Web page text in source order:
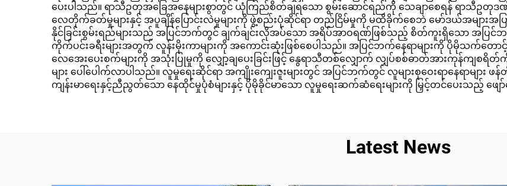
ပေးပါသည်။ ရာသီဥတုအခြေအနေများစွာတွင် ယုံကြည်စိတ်ချရသော စွမ်းဆောင်ရည်ကို သေချာစေရန် ရာသီဥတုဒဏ်ခံ
လေတိုက်ခတ်မှုများနှင့် အပူချိန်ပြောင်းလဲမှုများကို ဖွဲ့စည်းပုံဆိုင်ရာ တည်ငြိမ်မှုကို မထိခိုက်စေဘဲ မော်ဒယ်အများအပ
နိုင်ခြင်းစွမ်းရည်များသည် အပြင်ဘက်တွင် ချက်ချင်းလိုအပ်သော အရိပ်အာဝရဏ်ဖြစ်သည့် စိတ်ကူးရှိသော အပြင်ဘက်လှုပ်
ကိုက်ပင်းခရီးများအတွက် လူန်းမိုးကာများကို အကောင်းဆုံးဖြစ်စေပါသည်။ အပြင်ဘက်နေရာများကို ပိုမိုသက်တေ
လေအေးပေးစက်များကို အသုံးပြုမှုကို လျှော့ချပေးခြင်းဖြင့် နွေရာသီတစ်လျှောက် လျှပ်စစ်ဓာတ်အားကုန်ကျစရိတ်ကို
များ ပေါ်ပေါက်လာပါသည်။ လူမှုရေးဆိုင်ရာ အကျိုးကျေးဇူးများတွင် အပြင်ဘက်တွင် လူများစုဝေးရာနေရာများ ဖန်တီ
ကျန်းမာရေးနှင့်ညီညွတ်သော နေထိုင်မှုပုံစံများနှင့် ပိုမိုခိုင်မာသော လူမှုရေးဆက်ဆံရေးများကို မြှင့်တင်ပေးသည့် ဖျော်
Latest News